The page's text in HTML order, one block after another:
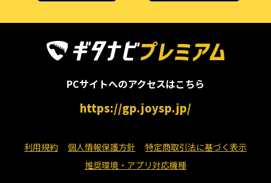
PCサイトへのアクセスはこちら
https://gp.joysp.jp/
利用規約 個人情報保護方針
特定商取引法に基づく表示
推奨環境・アプリ対応機種